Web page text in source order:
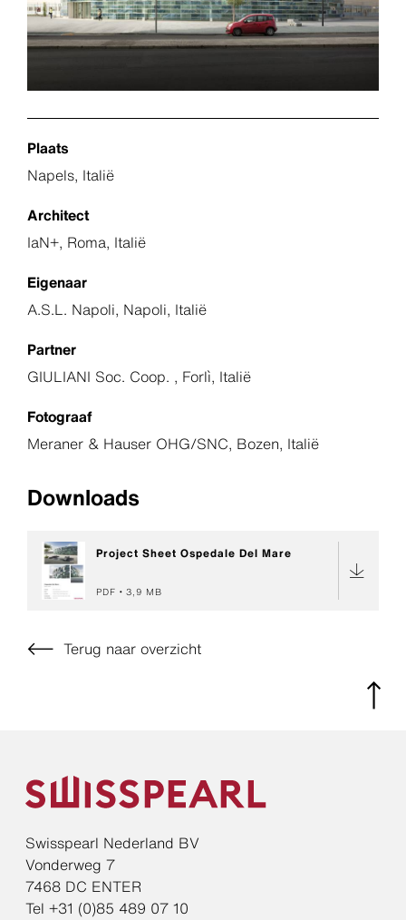
Plaats
Napels, Italië
Architect
IaN+, Roma, Italië
Eigenaar
A.S.L. Napoli, Napoli, Italië
Partner
GIULIANI Soc. Coop. , Forlì, Italië
Fotograaf
Meraner & Hauser OHG/SNC, Bozen, Italië
Downloads
Project Sheet Ospedale Del Mare
PDF 3,9 MB
Terug naar overzicht
Swisspearl Nederland BV
Vonderweg 7
7468 DC ENTER
Tel +31 (0)85 489 07 10